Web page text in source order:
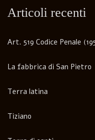
Articoli recenti
Art. 519 Codice Penale
La fabbrica di San Pietro
Terra latina
Tiziano